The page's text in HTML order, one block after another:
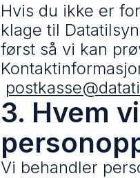
Hvis du ikke er
klage til
først så vi kan
3. Hvem
Vi behandler